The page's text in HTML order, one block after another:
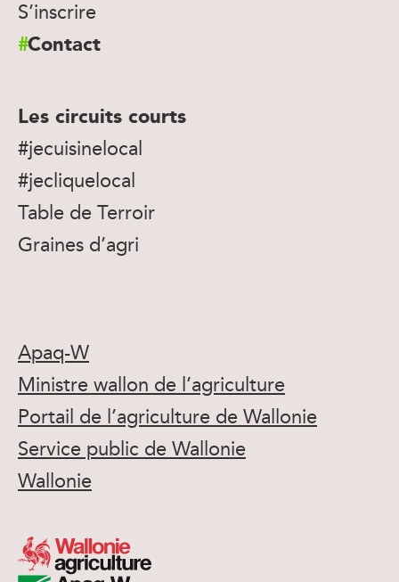
S’inscrire
Contact
Les circuits courts
#jecuisinelocal
#jecliquelocal
Table de Terroir
Graines d’agri
Apaq-W
Ministre wallon de l’agriculture
Portail de l’agriculture de Wallonie
Service public de Wallonie
Wallonie